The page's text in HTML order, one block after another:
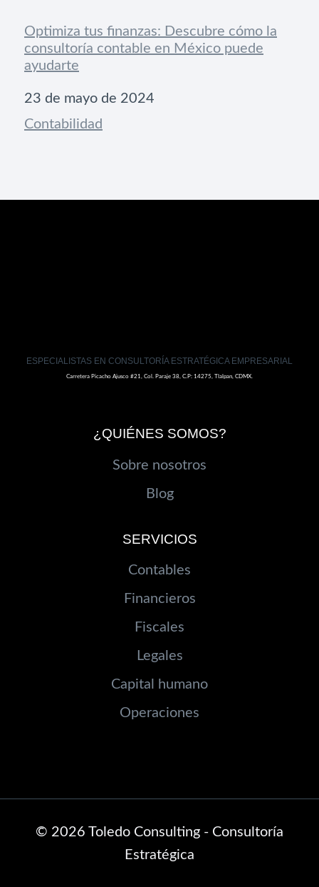
Optimiza tus finanzas: Descubre cómo la
consultoría contable en México puede
ayudarte
Fecha
23 de mayo de 2024
Respecto a
Contabilidad
ESPECIALISTAS EN CONSULTORÍA ESTRATÉGICA EMPRESARIAL
Carretera Picacho Ajusco #21, Col. Paraje 38, C.P: 14275, Tlalpan, CDMX.
¿QUIÉNES SOMOS?
Sobre nosotros
Blog
SERVICIOS
Contables
Financieros
Fiscales
Legales
Capital humano
Operaciones
© 2026 Toledo Consulting - Consultoría
Estratégica